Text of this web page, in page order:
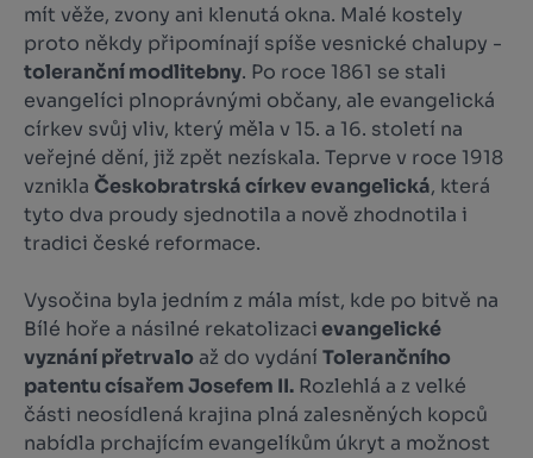
mít věže, zvony ani klenutá okna. Malé kostely
proto někdy připomínají spíše vesnické chalupy -
toleranční modlitebny. Po roce 1861 se stali
evangelíci plnoprávnými občany, ale evangelická
církev svůj vliv, který měla v 15. a 16. století na
veřejné dění, již zpět nezískala. Teprve v roce 1918
vznikla Českobratrská církev evangelická, která
tyto dva proudy sjednotila a nově zhodnotila i
tradici české reformace.
Vysočina byla jedním z mála míst, kde po bitvě na
Bílé hoře a násilné rekatolizacievangelické
vyznání přetrvalo až do vydání Tolerančního
patentu císařem Josefem II. Rozlehlá a z velké
části neosídlená krajina plná zalesněných kopců
nabídla prchajícím evangelíkům úkryt a možnost